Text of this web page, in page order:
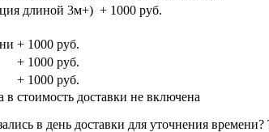
длиной 3м+) + 1000 руб.
+ 1000 руб.
+ 1000 руб.
+ 1000 руб.
в стоимость доставки не включена
в день доставки для уточнения времени?